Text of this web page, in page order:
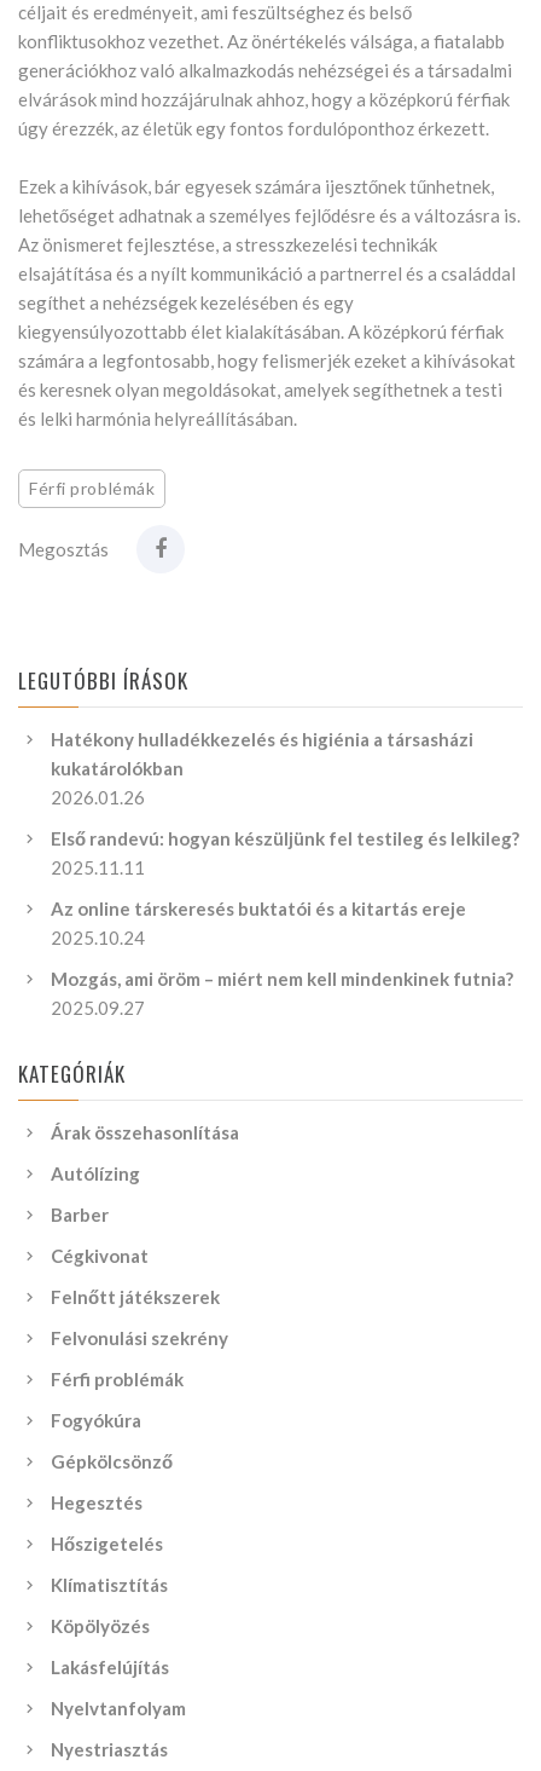
céljait és eredményeit, ami feszültséghez és belső
konfliktusokhoz vezethet. Az önértékelés válsága, a fiatalabb
generációkhoz való alkalmazkodás nehézségei és a társadalmi
elvárások mind hozzájárulnak ahhoz, hogy a középkorú férfiak
úgy érezzék, az életük egy fontos fordulóponthoz érkezett.
Ezek a kihívások, bár egyesek számára ijesztőnek tűnhetnek,
lehetőséget adhatnak a személyes fejlődésre és a változásra is.
Az önismeret fejlesztése, a stresszkezelési technikák
elsajátítása és a nyílt kommunikáció a partnerrel és a családdal
segíthet a nehézségek kezelésében és egy
kiegyensúlyozottabb élet kialakításában. A középkorú férfiak
számára a legfontosabb, hogy felismerjék ezeket a kihívásokat
és keresnek olyan megoldásokat, amelyek segíthetnek a testi
és lelki harmónia helyreállításában.
Férfi problémák
Megosztás
LEGUTÓBBI ÍRÁSOK
Hatékony hulladékkezelés és higiénia a társasházi
kukatárolókban
2026.01.26
Első randevú: hogyan készüljünk fel testileg és lelkileg?
2025.11.11
Az online társkeresés buktatói és a kitartás ereje
2025.10.24
Mozgás, ami öröm – miért nem kell mindenkinek futnia?
2025.09.27
KATEGÓRIÁK
Árak összehasonlítása
Autólízing
Barber
Cégkivonat
Felnőtt játékszerek
Felvonulási szekrény
Férfi problémák
Fogyókúra
Gépkölcsönző
Hegesztés
Hőszigetelés
Klímatisztítás
Köpölyözés
Lakásfelújítás
Nyelvtanfolyam
Nyestriasztás